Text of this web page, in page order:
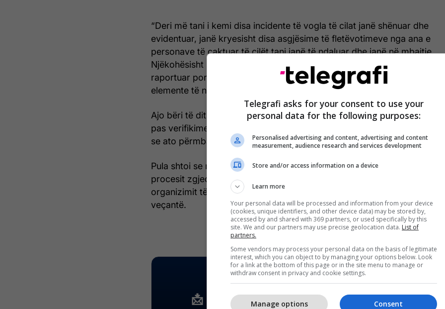
“Deri më tani i kemi disa incidente të vogla të cilat janë shënuar dhe
evidentuar, janë kryesisht disa asgjësime të fletëvotimeve nga ana e
personave të caktuar të cilët tani janë të ndaluar dhe janë në mbajtje.
Njëkohësisht kemi edhe disa incidente të vogla që kanë qenë të
raportuar por nga hetuesit dhe prokurorit nuk kanë rezultuar se ka
elemente të ndonjë vepre penale”, ka deklaruar ajo.
Ajo bëri të ditur se janë raportuar edhe disa incidente të tjera, por
pas verifikimeve nga hetuesit dhe prokurorët nuk është konstatuar
se ato përmbajnë elemente të veprës penale.
Pula shtoi se rreth 100 prokurorë janë angazhuar për monitorimin e
procesit zgjedhor, duke theksuar se ky numër është pjesë e
organizimit të zakonshëm dhe nuk lidhet me ndonjë situatë të
veçantë.
Telegrafi asks for your consent to use your
personal data for the following purposes:
Personalised advertising and content, advertising and content
measurement, audience research and services development
Store and/or access information on a device
Learn more
Your personal data will be processed and information from your device
(cookies, unique identifiers, and other device data) may be stored by,
accessed by and shared with 369 partners, or used specifically by this
site. We and our partners may use precise geolocation data. List of
partners.
Some vendors may process your personal data on the basis of legitimate
interest, which you can object to by managing your options below. Look
for a link at the bottom of this page or in the site menu to manage or
withdraw consent in privacy and cookie settings.
Consent
Manage options